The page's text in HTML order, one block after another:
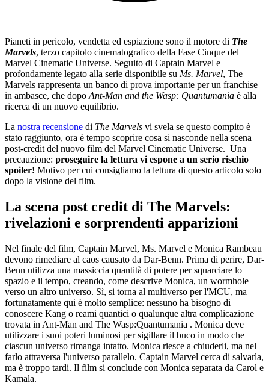
Pianeti in pericolo, vendetta ed espiazione sono il motore di The
Marvels, terzo capitolo cinematografico della Fase Cinque del
Marvel Cinematic Universe. Seguito di Captain Marvel e
profondamente legato alla serie disponibile su Ms. Marvel, The
Marvels rappresenta un banco di prova importante per un franchise
in ambasce, che dopo Ant-Man and the Wasp: Quantumania è alla
ricerca di un nuovo equilibrio.
La nostra recensione di The Marvels vi svela se questo compito è
stato raggiunto, ora è tempo scoprire cosa si nasconde nella scena
post-credit del nuovo film del Marvel Cinematic Universe. Una
precauzione: proseguire la lettura vi espone a un serio rischio
spoiler! Motivo per cui consigliamo la lettura di questo articolo solo
dopo la visione del film.
La scena post credit di The Marvels:
rivelazioni e sorprendenti apparizioni
Nel finale del film, Captain Marvel, Ms. Marvel e Monica Rambeau
devono rimediare al caos causato da Dar-Benn. Prima di perire, Dar-
Benn utilizza una massiccia quantità di potere per squarciare lo
spazio e il tempo, creando, come descrive Monica, un wormhole
verso un altro universo. Sì, si torna al multiverso per l'MCU, ma
fortunatamente qui è molto semplice: nessuno ha bisogno di
conoscere Kang o reami quantici o qualunque altra complicazione
trovata in Ant-Man and The Wasp:Quantumania . Monica deve
utilizzare i suoi poteri luminosi per sigillare il buco in modo che
ciascun universo rimanga intatto. Monica riesce a chiuderli, ma nel
farlo attraversa l'universo parallelo. Captain Marvel cerca di salvarla,
ma è troppo tardi. Il film si conclude con Monica separata da Carol e
Kamala.